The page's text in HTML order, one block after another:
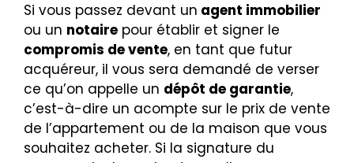
Si vous passez devant un agent immobilier
ou un notaire pour établir et signer le
compromis de vente, en tant que futur
acquéreur, il vous sera demandé de verser
ce qu’on appelle un dépôt de garantie,
c’est-à-dire un acompte sur le prix de vente
de l’appartement ou de la maison que vous
souhaitez acheter. Si la signature du